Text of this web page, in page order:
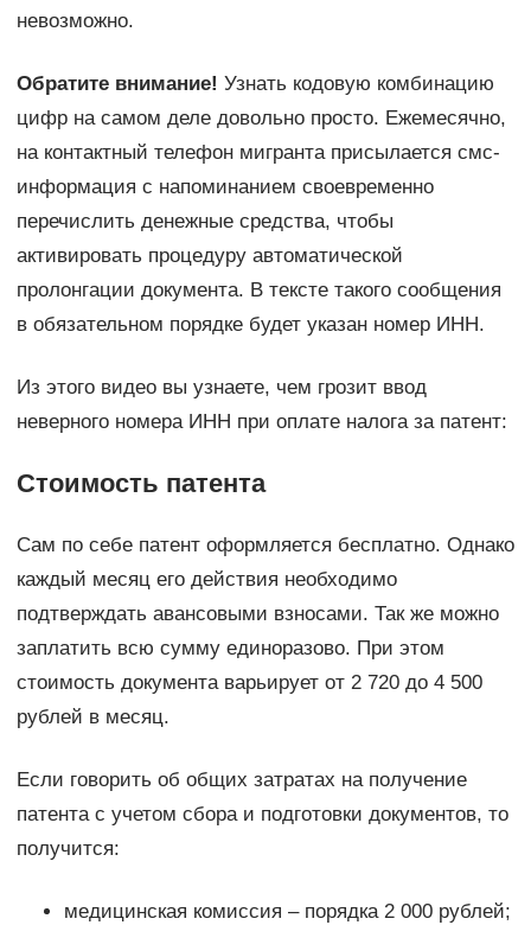
невозможно.
Обратите внимание! Узнать кодовую комбинацию
цифр на самом деле довольно просто. Ежемесячно,
на контактный телефон мигранта присылается смс-
информация с напоминанием своевременно
перечислить денежные средства, чтобы
активировать процедуру автоматической
пролонгации документа. В тексте такого сообщения
в обязательном порядке будет указан номер ИНН.
Из этого видео вы узнаете, чем грозит ввод
неверного номера ИНН при оплате налога за патент:
Стоимость патента
Сам по себе патент оформляется бесплатно. Однако
каждый месяц его действия необходимо
подтверждать авансовыми взносами. Так же можно
заплатить всю сумму единоразово. При этом
стоимость документа варьирует от 2 720 до 4 500
рублей в месяц.
Если говорить об общих затратах на получение
патента с учетом сбора и подготовки документов, то
получится:
медицинская комиссия – порядка 2 000 рублей;